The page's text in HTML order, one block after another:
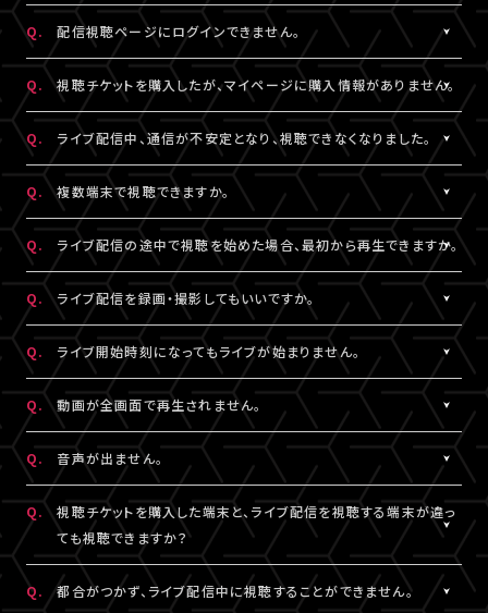
▼以下もあわせてご確認ください。
1.ご登録のA!-ID（メールアドレス）とは別のメールアドレスをご利
用になっていませんか？
2.推奨環境からお試しいただいていますか？
ご利用の環境が推奨環境でない場合、正常にページ遷移ができな
い可能性がございます。推奨環境はこちら
よりご確認ください。
スマートフォン、タブレットをご利用の場合、LINEやメール等のアプ
リ内ブラウジングではなく、指定のブラウザ（iPhone・iPadの場合
は「Safari」、Androidの場合は「Chrome」）で当サービスをご利
用ください。
3.全て半角英数で入力できていますか？
必ず半角数字でご入力ください。全角入力ではログインできませ
4.スペースが入っていませんか？
入力の際、前後にスペースが入っていないかご確認ください。不要
なスペースを入れると認証されませんので、ご注意ください。
5.キーボードのNum Lock（ナムロック）が押されていませんか？
ノートパソコンをご利用の方は、Num Lockキーが外れた状態で行
ってください。
A.
LIVESHIPにてチケットを購入の場合、配信視聴ページにログイン
のうえ、ご視聴いただけます。
配信視聴ページは、各公演のチケット販売ページ、「マイページ」
内「チケット購入情報」よりアクセスいただけます。
※「決済完了のお知らせ」メールでもご案内しております。
※アーカイブ配信がある場合、同じページからご視聴いただけま
す。
※コンビニ決済にてお申込みをされている場合、お支払い（ご入
金）完了後にご視聴いただけます。
Q. 配信視聴ページにログインできません。
A.
配信視聴ページにログインいただくには視聴チケットをご購入さ
れたA!-ID（メールアドレス）と、ご自身で設定したパスワードをご入
力ください。
※パスワードをお忘れの場合は、 こちらよりパスワード再設定を行
えます。
▼以下もあわせてご確認ください。
1.ご登録のA!-ID（メールアドレス）とは別のメールアドレスをご利
用になっていませんか？
2.推奨環境からお試しいただいていますか？
ご利用の環境が推奨環境でない場合、正常にページ遷移ができな
い可能性がございます。推奨環境はこちらよりご確認ください。
スマートフォン、タブレットをご利用の場合、LINEやメール等のアプ
リ内ブラウジングではなく、指定のブラウザ（iPhone・iPadの場合
は「Safari」、Androidの場合は「Chrome」）で当サービスをご利
用ください。
3.全て半角英数で入力できていますか？
必ず半角数字でご入力ください。全角入力ではログインできませ
ん。
Q. 視聴チケットを購入したが、マイページに購入情報がありません。
A.
視聴チケットをご購入されたA!-ID（メールアドレス）と、異なるA!-
ID（メールアドレス）でログインされている可能性がございます。
画面右上からログアウトしていただき、@以降が異なるなど、ご利
用されているメールアドレスをご確認のうえ、改めてログインをお
試しください。
※「決済完了のお知らせ」メールをお受取りいただいているA!-
ID（メールアドレス）にてログインしてください。
Q. ライブ配信中、通信が不安定となり、視聴できなくなりました。
A.
本配信の視聴には高速・大容量のデータ通信が必要となります。
有線接続、もしくはWi-Fiのご利用を推奨いたします。お客様の視聴
環境に伴う閲覧の不具合に関しては、当サービスは一切の責任を
負いかねます。
Q. 複数端末で視聴できますか。
A.
チケット1枚につき1端末まで視聴可能となっております。
複数端末でのログインが検知された場合には、一方の端末がログ
アウトされます。
Q. ライブ配信の途中で視聴を始めた場合、最初から再生できますか。
A.
ライブ配信の途中からご利用の場合は、視聴開始された時点から
の再生となります。
Q. ライブ配信を録画・撮影してもいいですか。
A.
原則、カメラ・スマートフォンなどによる画面録画・撮影・録音は禁
止いたします。
ただし各配信で別途案内があった場合はこれに限りません。
録画・撮影・録音を許可する案内のない配信でSNSや動画サイトな
どへの無断転載・共有を行った場合、法的責任に問われる場合が
ございます。
Q. ライブ開始時刻になってもライブが始まりません。
A.
リロード（再読み込み）をお試しいただき、視聴ページを更新してく
ださい。
※リロード（再読み込み）方法はご利用端末により異なります。
Q. 動画が全画面で再生されません。
A.
視聴画面の右下にある四角いボタンを押すと、全画面での表示に
切り替わります。 全画面での視聴中に同じボタンを押すと、元の画
面サイズに戻ります。
Q. 音声が出ません。
A.
視聴ページの動画配信プレイヤーがミュート（消音）になっていな
いかをご確認ください。
また、ご利用の端末がマナーモードになっていないか、音量設定が
小さくなっていないかをご確認ください。
Q.
視聴チケットを購入した端末と、ライブ配信を視聴する端末が違っ
ても視聴できますか？
A.
視聴チケットをご購入いただいた際と同じA!-ID（メールアドレス）・
パスワードでログインいただければ、端末が違ってもご視聴いただ
Q. 都合がつかず、ライブ配信中に視聴することができません。